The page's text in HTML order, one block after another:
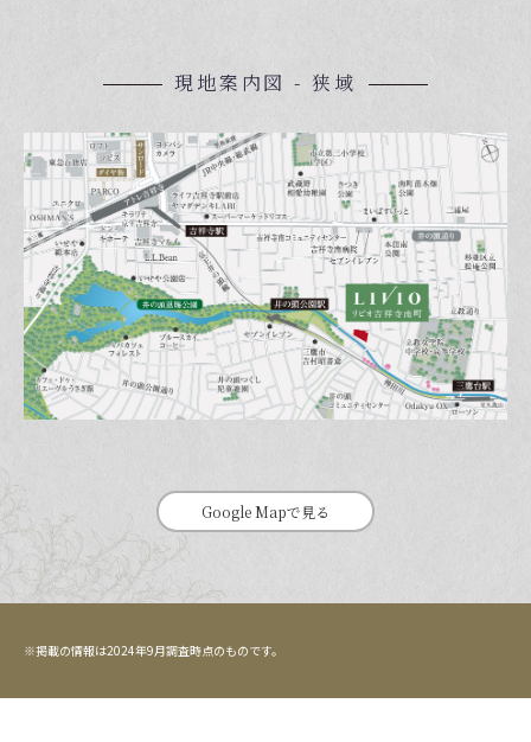
現地案内図 - 狭域
Google Mapで見る
※掲載の情報は2024年9月調査時点のものです。